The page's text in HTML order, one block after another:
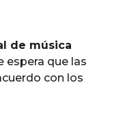
de música
espera que las
con los